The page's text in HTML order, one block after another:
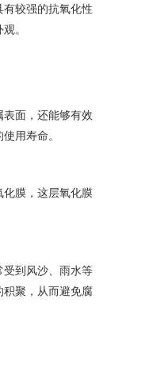
较强的抗氧化性
。
面，还能够有效
用寿命。
化膜，这层氧化膜
受到风沙、雨水等
积聚，从而避免腐